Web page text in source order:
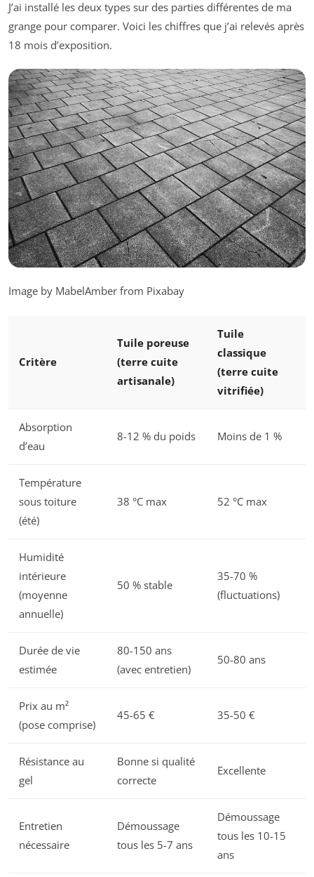
J’ai installé les deux types sur des parties différentes de ma
grange pour comparer. Voici les chiffres que j’ai relevés après
18 mois d’exposition.
Image by MabelAmber from Pixabay
Critère
Tuile poreuse
(terre cuite
artisanale)
Tuile
classique
(terre cuite
vitrifiée)
Absorption
d’eau
8-12 % du poids Moins de 1 %
Température
sous toiture
(été)
38 °C max 52 °C max
Humidité
intérieure
(moyenne
annuelle)
50 % stable
35-70 %
(fluctuations)
Durée de vie
estimée
80-150 ans
(avec entretien)
50-80 ans
Prix au m²
(pose comprise)
45-65 € 35-50 €
Résistance au
gel
Bonne si qualité
correcte
Excellente
Entretien
nécessaire
Démoussage
tous les 5-7 ans
Démoussage
tous les 10-15
ans